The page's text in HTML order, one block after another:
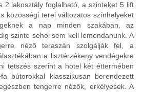
2 lakosztály foglalható, a szinteket 5 lift
közösségi terei változatos színhelyeket
a nap minden szakában, az
szinte sehol sem kell lemondanunk. A
néző teraszán szolgálják fel, a
a lisztérzékeny vendégekre
tetszés szerint a hotel két éttermében
bútorokkal klasszikusan berendezett
tengerre nézők, erkélyesek. A